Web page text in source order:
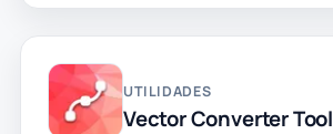
UTILIDADES
Vector Converter Tool